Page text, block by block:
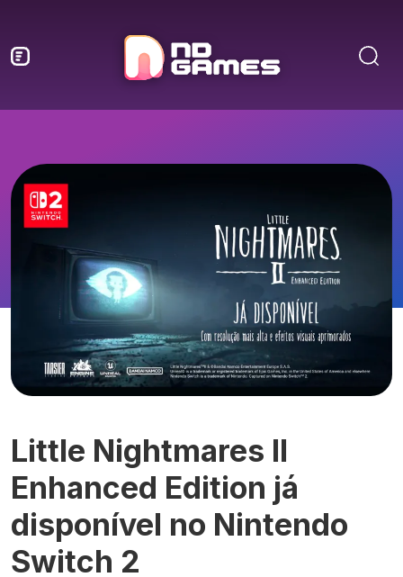
Little Nightmares II
Enhanced Edition já
disponível no Nintendo
Switch 2